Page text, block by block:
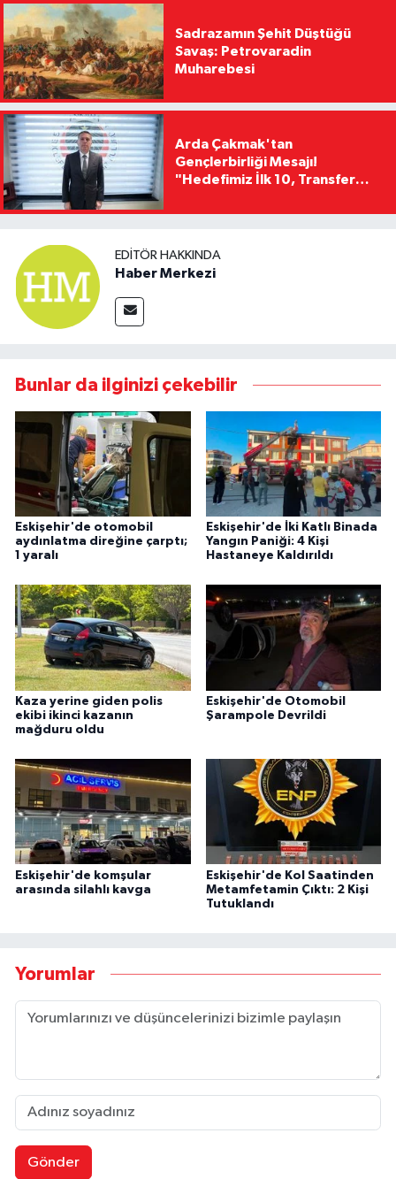
Sadrazamın Şehit Düştüğü
Savaş: Petrovaradin
Muharebesi
Arda Çakmak'tan
Gençlerbirliği Mesajı!
"Hedefimiz İlk 10, Transfer
Kaldıracağız"
EDITÖR HAKKINDA
Haber Merkezi
Bunlar da ilginizi çekebilir
Eskişehir'de otomobil
aydınlatma direğine çarptı;
1 yaralı
Eskişehir'de İki Katlı Binada
Yangın Paniği: 4 Kişi
Hastaneye Kaldırıldı
Kaza yerine giden polis
ekibi ikinci kazanın
mağduru oldu
Eskişehir'de Otomobil
Şarampole Devrildi
Eskişehir'de komşular
arasında silahlı kavga
Eskişehir'de Kol Saatinden
Metamfetamin Çıktı: 2 Kişi
Tutuklandı
Yorumlar
Gönder